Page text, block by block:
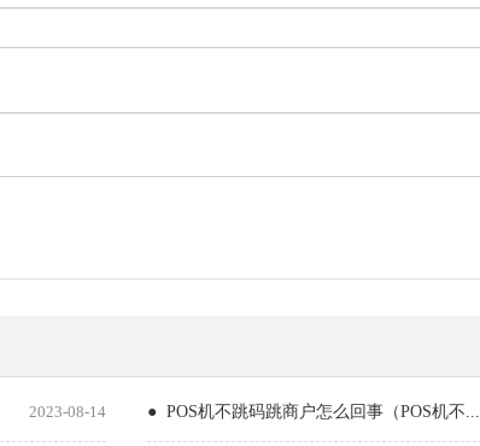
2023-08-14 ● POS机不跳码跳商户怎么回事（POS机不...